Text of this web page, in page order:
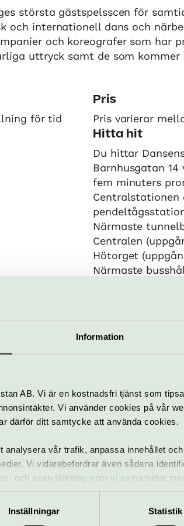
Information
AB. Vi är en kostnadsfri tjänst som
Vi använder cookies på vår
därför ditt samtycke att använda cookies.
analysera vår trafik, anpassa innehållet
Vi vidarebefordrar även sådana
och analysföretag som vi samarbetar
du har tillhandahållit eller som de har
Inställningar Statistik
största gästspelsscen för
och internationell dans och
och koreografer som har
uttryck samt de som
för tid
Pris
Pris varierar
Hitta hit
Du hittar
Barnhusgatan
fem minuters
Centralstationen
Närmaste
Centralen
Hötorget
Närmaste
som händer –